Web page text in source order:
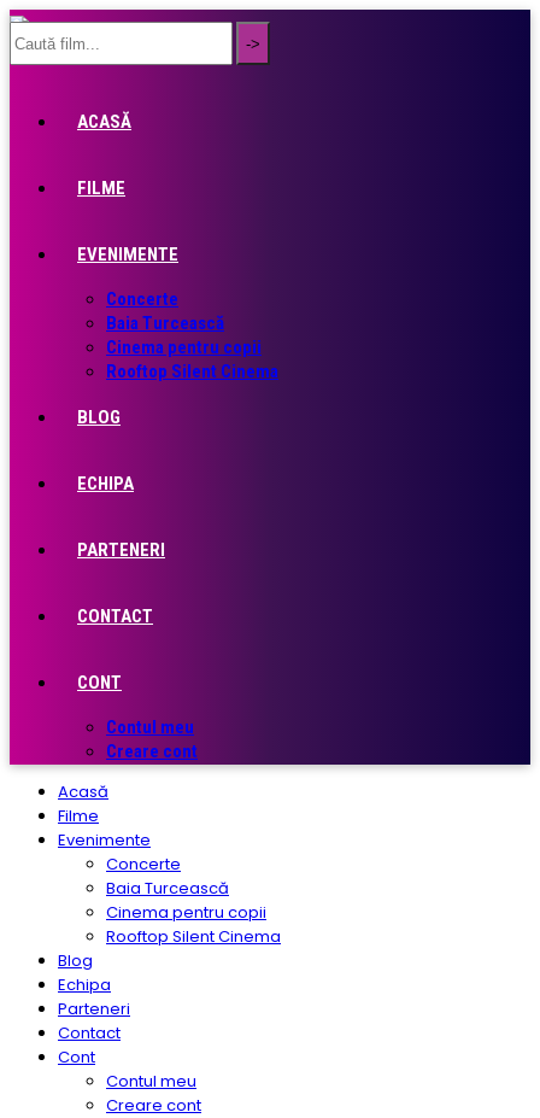
ACASĂ
FILME
EVENIMENTE
Concerte
Baia Turcească
Cinema pentru copii
Rooftop Silent Cinema
BLOG
ECHIPA
PARTENERI
CONTACT
CONT
Contul meu
Creare cont
Acasă
Filme
Evenimente
Concerte
Baia Turcească
Cinema pentru copii
Rooftop Silent Cinema
Blog
Echipa
Parteneri
Contact
Cont
Contul meu
Creare cont